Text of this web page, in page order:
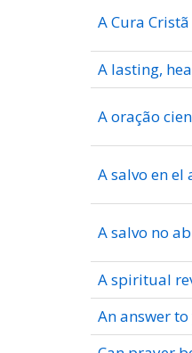
A Cura Cristã
A lasting,
A oração
A salvo en
A salvo no
A spiritual
An answer